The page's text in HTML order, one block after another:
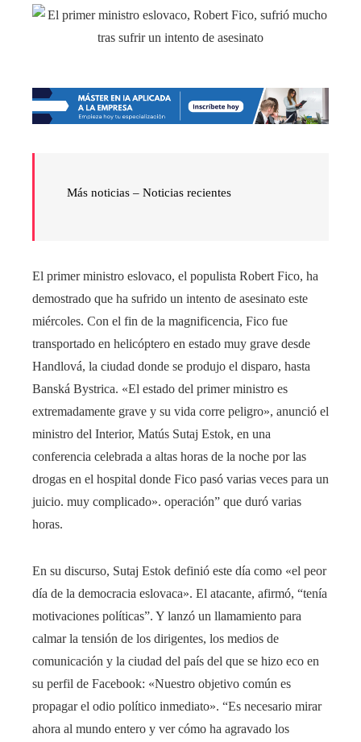
Más noticias – Noticias recientes
El primer ministro eslovaco, el populista Robert Fico, ha
demostrado que ha sufrido un intento de asesinato este
miércoles. Con el fin de la magnificencia, Fico fue
transportado en helicóptero en estado muy grave desde
Handlová, la ciudad donde se produjo el disparo, hasta
Banská Bystrica. «El estado del primer ministro es
extremadamente grave y su vida corre peligro», anunció el
ministro del Interior, Matús Sutaj Estok, en una
conferencia celebrada a altas horas de la noche por las
drogas en el hospital donde Fico pasó varias veces para un
juicio. muy complicado». operación” que duró varias
horas.
En su discurso, Sutaj Estok definió este día como «el peor
día de la democracia eslovaca». El atacante, afirmó, “tenía
motivaciones políticas”. Y lanzó un llamamiento para
calmar la tensión de los dirigentes, los medios de
comunicación y la ciudad del país del que se hizo eco en
su perfil de Facebook: «Nuestro objetivo común es
propagar el odio político inmediato». “Es necesario mirar
ahora al mundo entero y ver cómo ha agravado los